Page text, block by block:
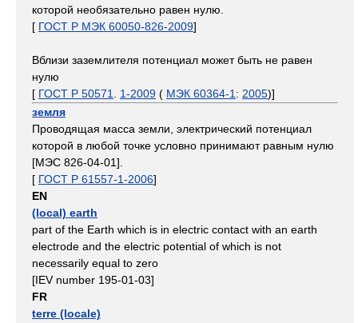
которой необязательно равен нулю.
[ ГОСТ Р МЭК 60050-826-2009]
Вблизи заземлителя потенциал может быть не равен
нулю
[ ГОСТ Р 50571 1-2009 ( МЭК 60364-1 : 2005)]
земля
Проводящая масса земли, электрический потенциал
которой в любой точке условно принимают равным нулю
[МЭС 826-04-01].
[ ГОСТ Р 61557-1-2006]
EN
(local) earth
part of the Earth which is in electric contact with an earth
electrode and the electric potential of which is not
necessarily equal to zero
[IEV number 195-01-03]
FR
terre (locale)